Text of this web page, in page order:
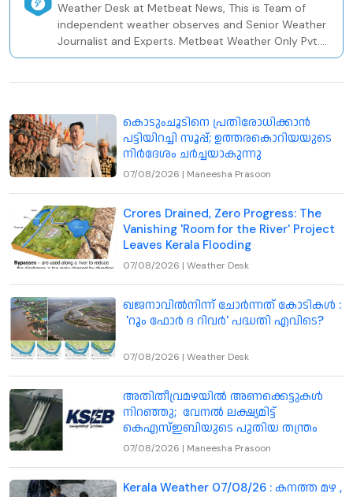
Weather Desk at Metbeat News, This is Team of
independent weather observes and Senior Weather
Journalist and Experts. Metbeat Weather Only Pvt.
Weather and Climate Risk Firm In Kerala Since 2020.
കൊടുംചൂടിനെ പ്രതിരോധിക്കാൻ
പട്ടിയിറച്ചി സൂപ്പ്; ഉത്തരകൊറിയയുടെ
നിർദേശം ചർച്ചയാകുന്നു
07/08/2026 | Maneesha Prasoon
Crores Drained, Zero Progress: The
Vanishing 'Room for the River' Project
Leaves Kerala Flooding
07/08/2026 | Weather Desk
ഖജനാവിൽനിന്ന് ചോർന്നത് കോടികൾ :
'റൂം ഫോർ ദ റിവർ' പദ്ധതി എവിടെ?
07/08/2026 | Weather Desk
അതിതീവ്രമഴയിൽ അണക്കെട്ടുകൾ
നിറഞ്ഞു; വേനൽ ലക്ഷ്യമിട്ട്
കെഎസ്ഇബിയുടെ പുതിയ തന്ത്രം
07/08/2026 | Maneesha Prasoon
Kerala Weather 07/08/26 : കനത്ത മഴ ,